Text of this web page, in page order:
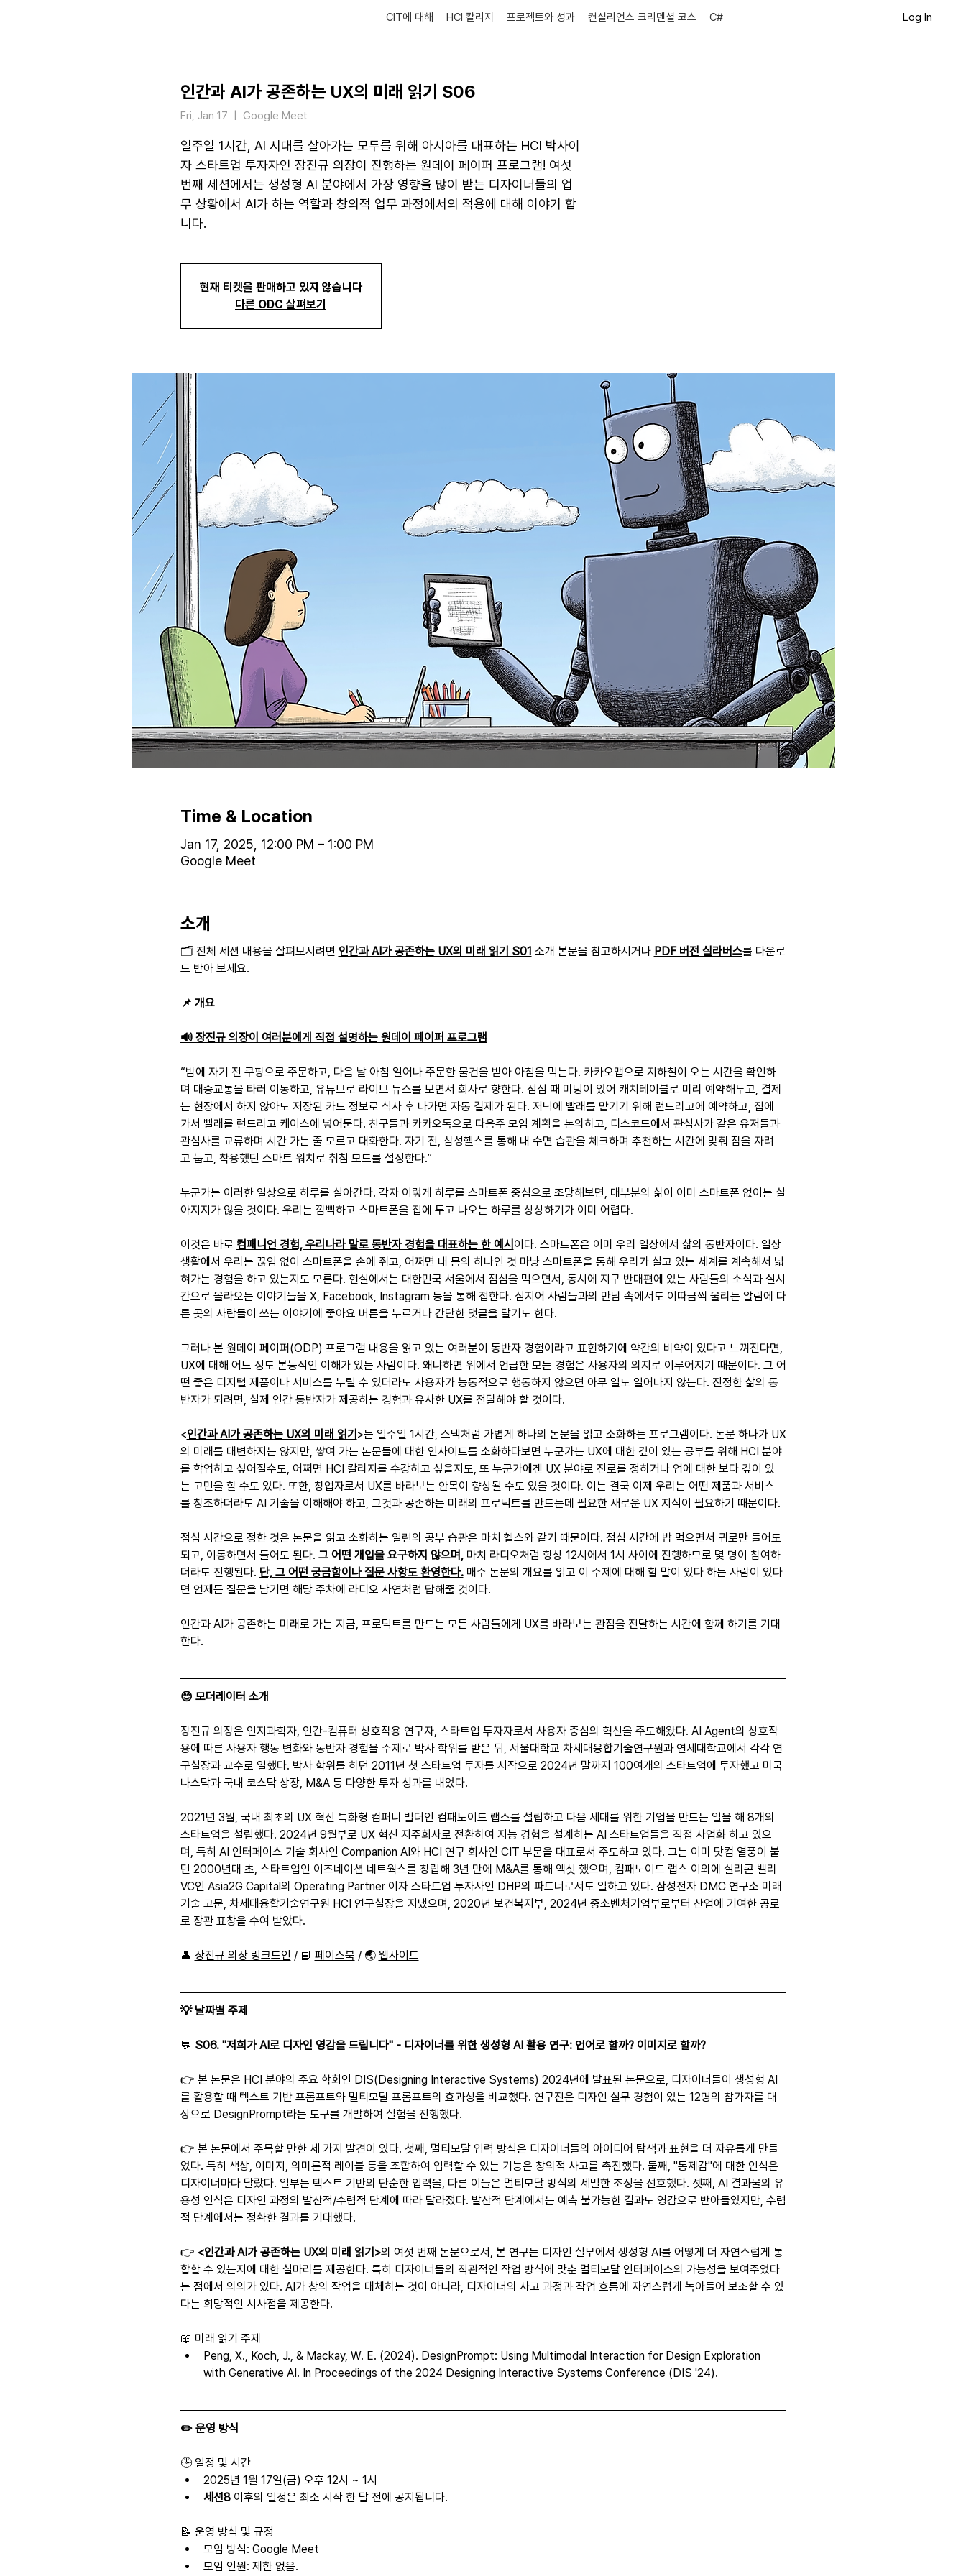
CIT에 대해 HCI 칼리지 프로젝트와 성과 컨실리언스 크리덴셜 코스 C# Log In
인간과 AI가 공존하는 UX의 미래 읽기 S06
Fri, Jan 17 Google Meet
일주일 1시간, AI 시대를 살아가는 모두를 위해 아시아를 대표하는 HCI 박사이
자 스타트업 투자자인 장진규 의장이 진행하는 원데이 페이퍼 프로그램! 여섯
번째 세션에서는 생성형 AI 분야에서 가장 영향을 많이 받는 디자이너들의 업
무 상황에서 AI가 하는 역할과 창의적 업무 과정에서의 적용에 대해 이야기 합
니다.
현재 티켓을 판매하고 있지 않습니다
다른 ODC 살펴보기
Time & Location
Jan 17, 2025, 12:00 PM – 1:00 PM
Google Meet
소개
🗂️ 전체 세션 내용을 살펴보시려면 인간과 AI가 공존하는 UX의 미래 읽기 S01 소개 본문을 참고하시거나 PDF 버전 실라버스를 다운로
드 받아 보세요.
📌 개요
🔊 장진규 의장이 여러분에게 직접 설명하는 원데이 페이퍼 프로그램
“밤에 자기 전 쿠팡으로 주문하고, 다음 날 아침 일어나 주문한 물건을 받아 아침을 먹는다. 카카오맵으로 지하철이 오는 시간을 확인하
며 대중교통을 타러 이동하고, 유튜브로 라이브 뉴스를 보면서 회사로 향한다. 점심 때 미팅이 있어 캐치테이블로 미리 예약해두고, 결제
는 현장에서 하지 않아도 저장된 카드 정보로 식사 후 나가면 자동 결제가 된다. 저녁에 빨래를 맡기기 위해 런드리고에 예약하고, 집에
가서 빨래를 런드리고 케이스에 넣어둔다. 친구들과 카카오톡으로 다음주 모임 계획을 논의하고, 디스코드에서 관심사가 같은 유저들과
관심사를 교류하며 시간 가는 줄 모르고 대화한다. 자기 전, 삼성헬스를 통해 내 수면 습관을 체크하며 추천하는 시간에 맞춰 잠을 자려
고 눕고, 착용했던 스마트 워치로 취침 모드를 설정한다.”
누군가는 이러한 일상으로 하루를 살아간다. 각자 이렇게 하루를 스마트폰 중심으로 조망해보면, 대부분의 삶이 이미 스마트폰 없이는 살
아지지가 않을 것이다. 우리는 깜빡하고 스마트폰을 집에 두고 나오는 하루를 상상하기가 이미 어렵다.
이것은 바로 컴패니언 경험, 우리나라 말로 동반자 경험을 대표하는 한 예시 이다. 스마트폰은 이미 우리 일상에서 삶의 동반자이다. 일상
생활에서 우리는 끊임 없이 스마트폰을 손에 쥐고, 어쩌면 내 몸의 하나인 것 마냥 스마트폰을 통해 우리가 살고 있는 세계를 계속해서 넓
혀가는 경험을 하고 있는지도 모른다. 현실에서는 대한민국 서울에서 점심을 먹으면서, 동시에 지구 반대편에 있는 사람들의 소식과 실시
간으로 올라오는 이야기들을 X, Facebook, Instagram 등을 통해 접한다. 심지어 사람들과의 만남 속에서도 이따금씩 울리는 알림에 다
른 곳의 사람들이 쓰는 이야기에 좋아요 버튼을 누르거나 간단한 댓글을 달기도 한다.
그러나 본 원데이 페이퍼(ODP) 프로그램 내용을 읽고 있는 여러분이 동반자 경험이라고 표현하기에 약간의 비약이 있다고 느껴진다면,
UX에 대해 어느 정도 본능적인 이해가 있는 사람이다. 왜냐하면 위에서 언급한 모든 경험은 사용자의 의지로 이루어지기 때문이다. 그 어
떤 좋은 디지털 제품이나 서비스를 누릴 수 있더라도 사용자가 능동적으로 행동하지 않으면 아무 일도 일어나지 않는다. 진정한 삶의 동
반자가 되려면, 실제 인간 동반자가 제공하는 경험과 유사한 UX를 전달해야 할 것이다.
<인간과 AI가 공존하는 UX의 미래 읽기 >는 일주일 1시간, 스낵처럼 가볍게 하나의 논문을 읽고 소화하는 프로그램이다. 논문 하나가 UX
의 미래를 대변하지는 않지만, 쌓여 가는 논문들에 대한 인사이트를 소화하다보면 누군가는 UX에 대한 깊이 있는 공부를 위해 HCI 분야
를 학업하고 싶어질수도, 어쩌면 HCI 칼리지를 수강하고 싶을지도, 또 누군가에겐 UX 분야로 진로를 정하거나 업에 대한 보다 깊이 있
는 고민을 할 수도 있다. 또한, 창업자로서 UX를 바라보는 안목이 향상될 수도 있을 것이다. 이는 결국 이제 우리는 어떤 제품과 서비스
를 창조하더라도 AI 기술을 이해해야 하고, 그것과 공존하는 미래의 프로덕트를 만드는데 필요한 새로운 UX 지식이 필요하기 때문이다.
점심 시간으로 정한 것은 논문을 읽고 소화하는 일련의 공부 습관은 마치 헬스와 같기 때문이다. 점심 시간에 밥 먹으면서 귀로만 들어도
되고, 이동하면서 들어도 된다. 그 어떤 개입을 요구하지 않으며, 마치 라디오처럼 항상 12시에서 1시 사이에 진행하므로 몇 명이 참여하
더라도 진행된다. 단, 그 어떤 궁금함이나 질문 사항도 환영한다. 매주 논문의 개요를 읽고 이 주제에 대해 할 말이 있다 하는 사람이 있다
면 언제든 질문을 남기면 해당 주차에 라디오 사연처럼 답해줄 것이다.
인간과 AI가 공존하는 미래로 가는 지금, 프로덕트를 만드는 모든 사람들에게 UX를 바라보는 관점을 전달하는 시간에 함께 하기를 기대
한다.
😊 모더레이터 소개
장진규 의장은 인지과학자, 인간-컴퓨터 상호작용 연구자, 스타트업 투자자로서 사용자 중심의 혁신을 주도해왔다. AI Agent의 상호작
용에 따른 사용자 행동 변화와 동반자 경험을 주제로 박사 학위를 받은 뒤, 서울대학교 차세대융합기술연구원과 연세대학교에서 각각 연
구실장과 교수로 일했다. 박사 학위를 하던 2011년 첫 스타트업 투자를 시작으로 2024년 말까지 100여개의 스타트업에 투자했고 미국
나스닥과 국내 코스닥 상장, M&A 등 다양한 투자 성과를 내었다.
2021년 3월, 국내 최초의 UX 혁신 특화형 컴퍼니 빌더인 컴패노이드 랩스를 설립하고 다음 세대를 위한 기업을 만드는 일을 해 8개의
스타트업을 설립했다. 2024년 9월부로 UX 혁신 지주회사로 전환하여 지능 경험을 설계하는 AI 스타트업들을 직접 사업화 하고 있으
며, 특히 AI 인터페이스 기술 회사인 Companion AI와 HCI 연구 회사인 CIT 부문을 대표로서 주도하고 있다. 그는 이미 닷컴 열풍이 불
던 2000년대 초, 스타트업인 이즈네이션 네트웍스를 창립해 3년 만에 M&A를 통해 엑싯 했으며, 컴패노이드 랩스 이외에 실리콘 밸리
VC인 Asia2G Capital의 Operating Partner 이자 스타트업 투자사인 DHP의 파트너로서도 일하고 있다. 삼성전자 DMC 연구소 미래
기술 고문, 차세대융합기술연구원 HCI 연구실장을 지냈으며, 2020년 보건복지부, 2024년 중소벤처기업부로부터 산업에 기여한 공로
로 장관 표창을 수여 받았다.
👤 장진규 의장 링크드인 / 📘 페이스북 / 🌏 웹사이트
💡 날짜별 주제
💬 S06. "저희가 AI로 디자인 영감을 드립니다" - 디자이너를 위한 생성형 AI 활용 연구: 언어로 할까? 이미지로 할까?
👉 본 논문은 HCI 분야의 주요 학회인 DIS(Designing Interactive Systems) 2024년에 발표된 논문으로, 디자이너들이 생성형 AI
를 활용할 때 텍스트 기반 프롬프트와 멀티모달 프롬프트의 효과성을 비교했다. 연구진은 디자인 실무 경험이 있는 12명의 참가자를 대
상으로 DesignPrompt라는 도구를 개발하여 실험을 진행했다.
👉 본 논문에서 주목할 만한 세 가지 발견이 있다. 첫째, 멀티모달 입력 방식은 디자이너들의 아이디어 탐색과 표현을 더 자유롭게 만들
었다. 특히 색상, 이미지, 의미론적 레이블 등을 조합하여 입력할 수 있는 기능은 창의적 사고를 촉진했다. 둘째, "통제감"에 대한 인식은
디자이너마다 달랐다. 일부는 텍스트 기반의 단순한 입력을, 다른 이들은 멀티모달 방식의 세밀한 조정을 선호했다. 셋째, AI 결과물의 유
용성 인식은 디자인 과정의 발산적/수렴적 단계에 따라 달라졌다. 발산적 단계에서는 예측 불가능한 결과도 영감으로 받아들였지만, 수렴
적 단계에서는 정확한 결과를 기대했다.
👉 <인간과 AI가 공존하는 UX의 미래 읽기>의 여섯 번째 논문으로서, 본 연구는 디자인 실무에서 생성형 AI를 어떻게 더 자연스럽게 통
합할 수 있는지에 대한 실마리를 제공한다. 특히 디자이너들의 직관적인 작업 방식에 맞춘 멀티모달 인터페이스의 가능성을 보여주었다
는 점에서 의의가 있다. AI가 창의 작업을 대체하는 것이 아니라, 디자이너의 사고 과정과 작업 흐름에 자연스럽게 녹아들어 보조할 수 있
다는 희망적인 시사점을 제공한다.
📖 미래 읽기 주제
Peng, X., Koch, J., & Mackay, W. E. (2024). DesignPrompt: Using Multimodal Interaction for Design Exploration
with Generative AI. In Proceedings of the 2024 Designing Interactive Systems Conference (DIS '24).
✏️ 운영 방식
🕒 일정 및 시간
2025년 1월 17일(금) 오후 12시 ~ 1시
세션8 이후의 일정은 최소 시작 한 달 전에 공지됩니다.
📝 운영 방식 및 규정
모임 방식: Google Meet
모임 인원: 제한 없음.